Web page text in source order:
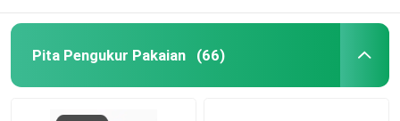
Pita Pengukur Pakaian (66)